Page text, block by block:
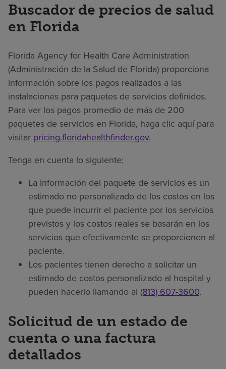
Buscador de precios de salud
en Florida
Florida Agency for Health Care Administration
(Administración de la Salud de Florida) proporciona
información sobre los pagos realizados a las
instalaciones para paquetes de servicios definidos.
Para ver los pagos promedio de más de 200
paquetes de servicios en Florida, haga clic aquí para
visitar pricing.floridahealthfinder.gov.
Tenga en cuenta lo siguiente:
La información del paquete de servicios es un
estimado no personalizado de los costos en los
que puede incurrir el paciente por los servicios
previstos y los costos reales se basarán en los
servicios que efectivamente se proporcionen al
paciente.
Los pacientes tienen derecho a solicitar un
estimado de costos personalizado al hospital y
pueden hacerlo llamando al (813) 607-3600.
Solicitud de un estado de
cuenta o una factura
detallados